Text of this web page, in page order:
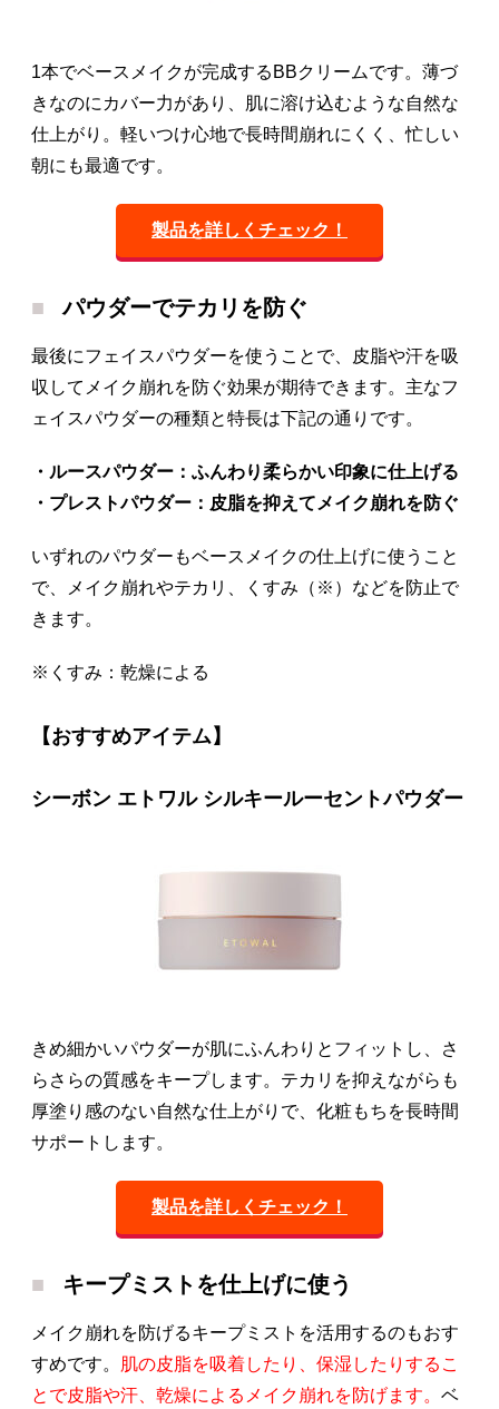
1本でベースメイクが完成するBBクリームです。薄づ
きなのにカバー力があり、肌に溶け込むような自然な
仕上がり。軽いつけ心地で長時間崩れにくく、忙しい
朝にも最適です。
製品を詳しくチェック！
パウダーでテカリを防ぐ
最後にフェイスパウダーを使うことで、皮脂や汗を吸
収してメイク崩れを防ぐ効果が期待できます。主なフ
ェイスパウダーの種類と特長は下記の通りです。
・ルースパウダー：ふんわり柔らかい印象に仕上げる
・プレストパウダー：皮脂を抑えてメイク崩れを防ぐ
いずれのパウダーもベースメイクの仕上げに使うこと
で、メイク崩れやテカリ、くすみ（※）などを防止で
きます。
※くすみ：乾燥による
【おすすめアイテム】
シーボン エトワル シルキールーセントパウダー
きめ細かいパウダーが肌にふんわりとフィットし、さ
らさらの質感をキープします。テカリを抑えながらも
厚塗り感のない自然な仕上がりで、化粧もちを長時間
サポートします。
製品を詳しくチェック！
キープミストを仕上げに使う
メイク崩れを防げるキープミストを活用するのもおす
すめです。 肌の皮脂を吸着したり、保湿したりするこ
とで皮脂や汗、乾燥によるメイク崩れを防げます。 ベ